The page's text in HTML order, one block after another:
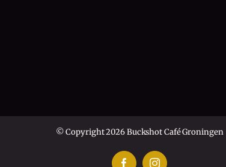
© Copyright 2026 Buckshot Café Groningen